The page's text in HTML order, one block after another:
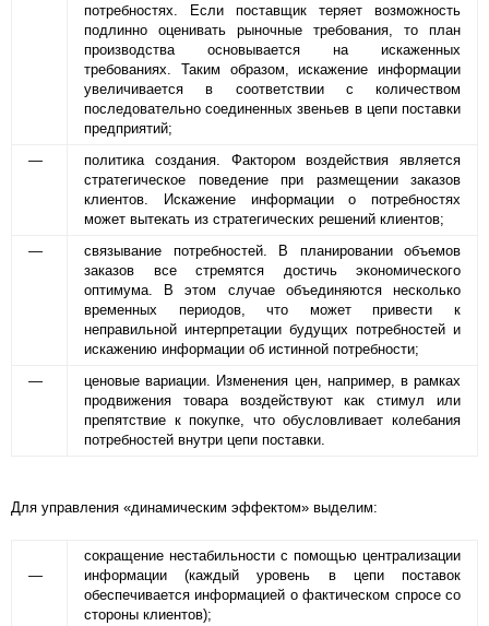
потребностях. Если поставщик теряет возможность
подлинно оценивать рыночные требования, то план
производства основывается на искаженных
требованиях. Таким образом, искажение информации
увеличивается в соответствии с количеством
последовательно соединенных звеньев в цепи поставки
предприятий;
—
политика создания. Фактором воздействия является
стратегическое поведение при размещении заказов
клиентов. Искажение информации о потребностях
может вытекать из стратегических решений клиентов;
—
связывание потребностей. В планировании объемов
заказов все стремятся достичь экономического
оптимума. В этом случае объединяются несколько
временных периодов, что может привести к
неправильной интерпретации будущих потребностей и
искажению информации об истинной потребности;
—
ценовые вариации. Изменения цен, например, в рамках
продвижения товара воздействуют как стимул или
препятствие к покупке, что обусловливает колебания
потребностей внутри цепи поставки.
Для управления «динамическим эффектом» выделим:
—
сокращение нестабильности с помощью централизации
информации (каждый уровень в цепи поставок
обеспечивается информацией о фактическом спросе со
стороны клиентов);